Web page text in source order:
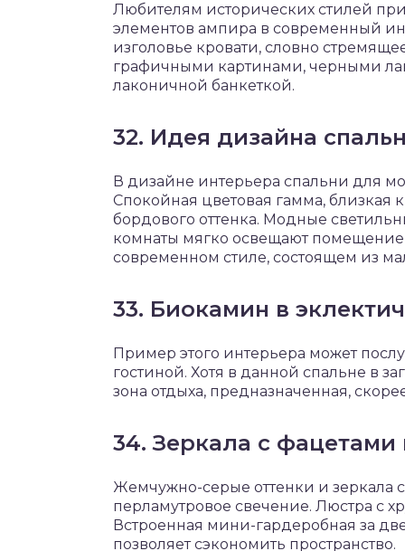
Любителям исторических стилей
элементов ампира в современный
изголовье кровати, словно
графичными картинами, черными
лаконичной банкеткой.
32. Идея дизайна
В дизайне интерьера спальни для
Спокойная цветовая гамма,
бордового оттенка. Модные
комнаты мягко освещают
современном стиле, состоящем из
33. Биокамин в
Пример этого интерьера может
гостиной. Хотя в данной спальне в
зона отдыха, предназначенная,
34. Зеркала с
Жемчужно-серые оттенки и зеркала
перламутровое свечение. Люстра с
Встроенная мини-гардеробная за
позволяет сэкономить пространство.